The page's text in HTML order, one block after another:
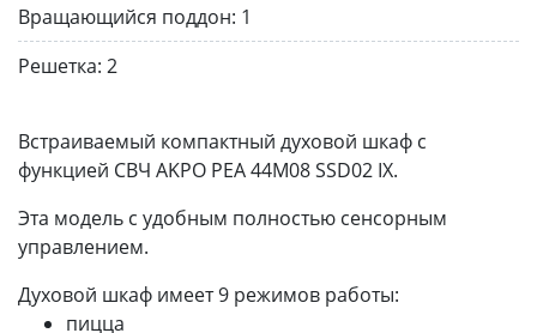
Вращающийся поддон: 1
Решетка: 2
Встраиваемый компактный духовой шкаф с
функцией СВЧ AKPO PEA 44M08 SSD02 IX.
Эта модель с удобным полностью сенсорным
управлением.
Духовой шкаф имеет 9 режимов работы:
пицца